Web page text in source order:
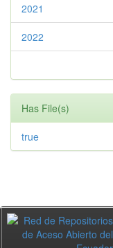
2021
2022
Has File(s)
true